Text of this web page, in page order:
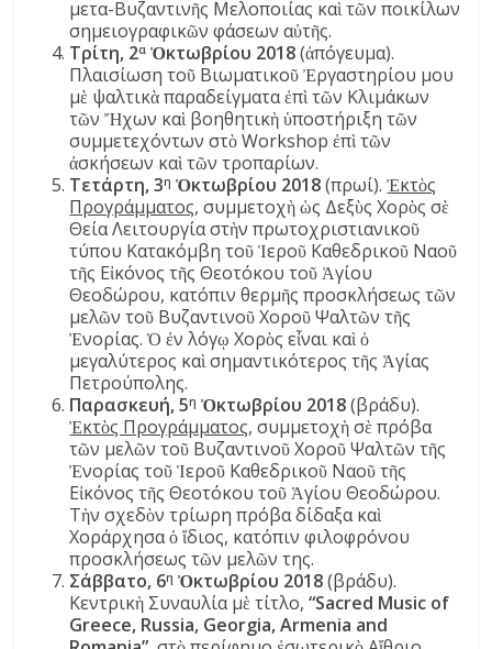
μετα-Βυζαντινῆς Μελοποιίας καὶ τῶν ποικίλων
σημειογραφικῶν φάσεων αὐτῆς.
Τρίτη, 2α Ὀκτωβρίου 2018(ἀπόγευμα).
Πλαισίωση τοῦ Βιωματικοῦ Ἐργαστηρίου μου
μὲ ψαλτικὰ παραδείγματα ἐπὶ τῶν Κλιμάκων
τῶν Ἤχων καὶ βοηθητικὴ ὑποστήριξη τῶν
συμμετεχόντων στὸ Workshop ἐπὶ τῶν
ἀσκήσεων καὶ τῶν τροπαρίων.
Τετάρτη, 3η Ὀκτωβρίου 2018(πρωί).Ἐκτὸς
Προγράμματος, συμμετοχὴ ὡς Δεξὺς Χορὸς σὲ
Θεία Λειτουργία στὴν πρωτοχριστιανικοῦ
τύπου Κατακόμβη τοῦ Ἱεροῦ Καθεδρικοῦ Ναοῦ
τῆς Εἰκόνος τῆς Θεοτόκου τοῦ Ἁγίου
Θεοδώρου, κατόπιν θερμῆς προσκλήσεως τῶν
μελῶν τοῦ Βυζαντινοῦ Χοροῦ Ψαλτῶν τῆς
Ἐνορίας. Ὁ ἐν λόγῳ Χορὸς εἶναι καὶ ὁ
μεγαλύτερος καὶ σημαντικότερος τῆς Ἁγίας
Πετρούπολης.
Παρασκευή, 5η Ὀκτωβρίου 2018(βράδυ).
Ἐκτὸς Προγράμματος, συμμετοχὴ σὲ πρόβα
τῶν μελῶν τοῦ Βυζαντινοῦ Χοροῦ Ψαλτῶν τῆς
Ἐνορίας τοῦ Ἱεροῦ Καθεδρικοῦ Ναοῦ τῆς
Εἰκόνος τῆς Θεοτόκου τοῦ Ἁγίου Θεοδώρου.
Τὴν σχεδὸν τρίωρη πρόβα δίδαξα καὶ
Χοράρχησα ὁ ἴδιος, κατόπιν φιλοφρόνου
προσκλήσεως τῶν μελῶν της.
Σάββατο, 6η Ὀκτωβρίου 2018(βράδυ).
Κεντρικὴ Συναυλία μὲ τίτλο,“Sacred Music of
Greece, Russia, Georgia, Armenia and